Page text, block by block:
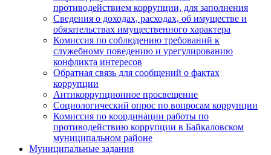
противодействием коррупции, для заполнения
Сведения о доходах, расходах, об имуществе и
обязательствах имущественного характера
Комиссия по соблюдению требований к
служебному поведению и урегулированию
конфликта интересов
Обратная связь для сообщений о фактах
коррупции
Антикоррупционное просвещение
Социологический опрос по вопросам коррупции
Комиссия по координации работы по
противодействию коррупции в Байкаловском
муниципальном районе
Муниципальные задания